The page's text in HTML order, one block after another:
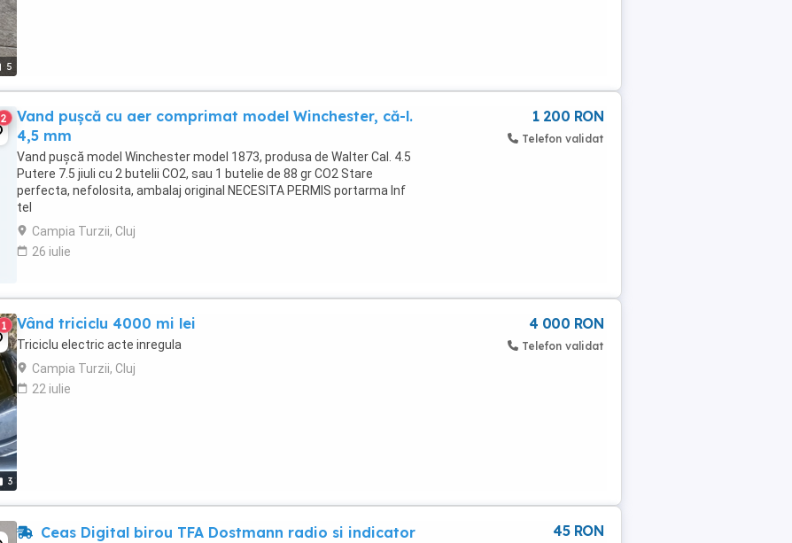
5
2
Vand pușcă cu aer comprimat model Winchester, că-l.
4,5 mm
Vand pușcă model Winchester model 1873, produsa de Walter Cal. 4.5
Putere 7.5 jiuli cu 2 butelii CO2, sau 1 butelie de 88 gr CO2 Stare
perfecta, nefolosita, ambalaj original NECESITA PERMIS portarma Inf
tel
Campia Turzii, Cluj
26 iulie
1 200 RON
Telefon validat
3
1 Vând triciclu 4000 mi lei
Triciclu electric acte inregula
Campia Turzii, Cluj
22 iulie
4 000 RON
Telefon validat
Ceas Digital birou TFA Dostmann radio si indicator 45 RON